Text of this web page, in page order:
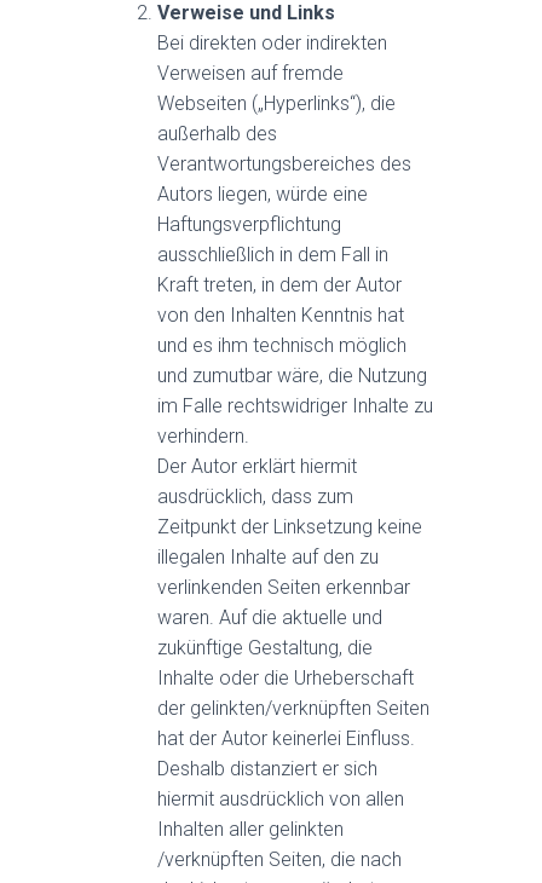
Verweise und Links
Bei direkten oder indirekten
Verweisen auf fremde
Webseiten („Hyperlinks“), die
außerhalb des
Verantwortungsbereiches des
Autors liegen, würde eine
Haftungsverpflichtung
ausschließlich in dem Fall in
Kraft treten, in dem der Autor
von den Inhalten Kenntnis hat
und es ihm technisch möglich
und zumutbar wäre, die Nutzung
im Falle rechtswidriger Inhalte zu
verhindern.
Der Autor erklärt hiermit
ausdrücklich, dass zum
Zeitpunkt der Linksetzung keine
illegalen Inhalte auf den zu
verlinkenden Seiten erkennbar
waren. Auf die aktuelle und
zukünftige Gestaltung, die
Inhalte oder die Urheberschaft
der gelinkten/verknüpften Seiten
hat der Autor keinerlei Einfluss.
Deshalb distanziert er sich
hiermit ausdrücklich von allen
Inhalten aller gelinkten
/verknüpften Seiten, die nach